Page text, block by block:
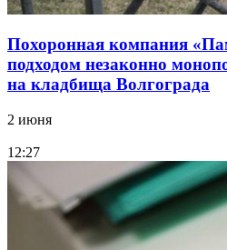
Похоронная компания
подходом незаконно
на кладбища Волгограда
2 июня
12:27